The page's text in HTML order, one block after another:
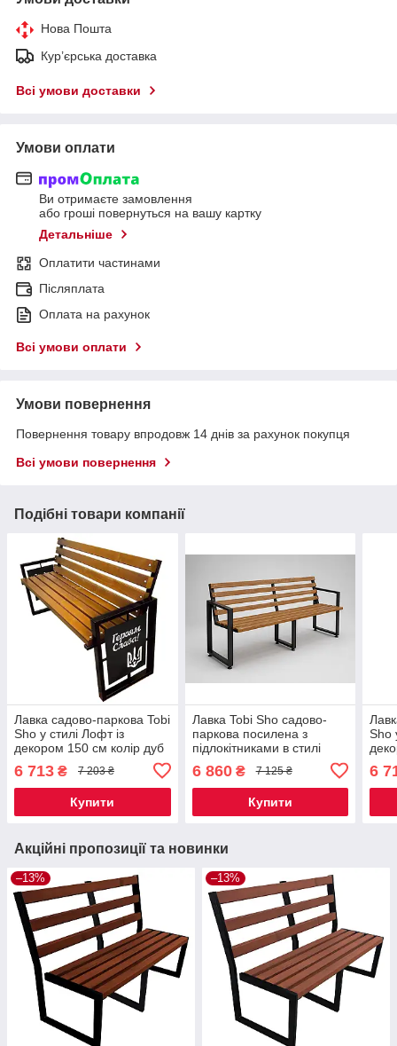
Нова Пошта
Кур’єрська доставка
Всі умови доставки
Умови оплати
Ви отримаєте замовлення
або гроші повернуться на вашу картку
Детальніше
Оплатити частинами
Післяплата
Оплата на рахунок
Всі умови оплати
Умови повернення
Повернення товару впродовж 14 днів за рахунок покупця
Всі умови повернення
Подібні товари компанії
Лавка садово-паркова Tobi
Sho у стилі Лофт із
декором 150 см колір дуб
6 713 ₴ 7 203 ₴
Купити
Лавка Tobi Sho садово-
паркова посилена з
підлокітниками в стилі
6 860₴ 7 125 ₴
Купити
Sho
6
Акційні пропозиції та новинки
–13% –13%